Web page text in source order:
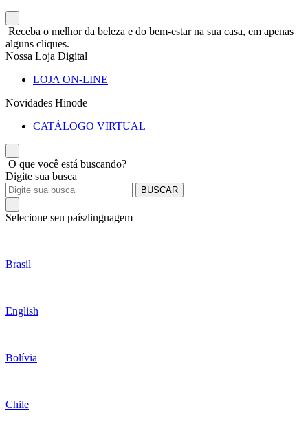
Receba o melhor da beleza e do bem-estar na sua casa, em apenas
alguns cliques.
Nossa Loja Digital
LOJA ON-LINE
Novidades Hinode
CATÁLOGO VIRTUAL
O que você está buscando?
Digite sua busca
BUSCAR
Selecione seu país/linguagem
Brasil
English
Bolívia
Chile